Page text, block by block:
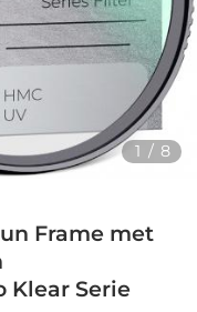
1 / 8
Frame met
Klear Serie